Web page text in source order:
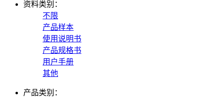
资料类别：
不限
产品样本
使用说明书
产品规格书
用户手册
其他
产品类别：